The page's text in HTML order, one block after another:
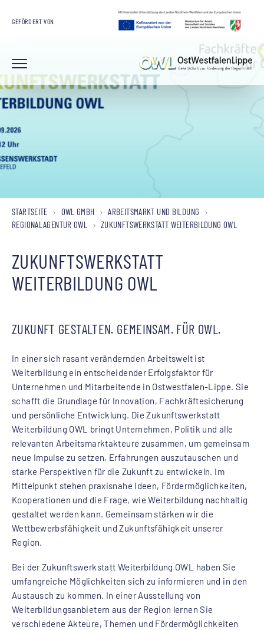
GEFÖRDERT VON
STARTSEITE OWL GMBH
ARBEITSMARKT UND BILDUNG
REGIONALAGENTUR OWL
ZUKUNFTSWERKSTATT WEITERBILDUNG OWL
ZUKUNFTSWERKSTATT
WEITERBILDUNG OWL
ZUKUNFT GESTALTEN. GEMEINSAM. FÜR OWL.
In einer sich rasant verändernden Arbeitswelt ist
Weiterbildung ein entscheidender Erfolgsfaktor für
Unternehmen und Mitarbeitende in Ostwestfalen-Lippe. Sie
schafft die Grundlage für Innovation, Fachkräftesicherung
und persönliche Entwicklung. Die Zukunftswerkstatt
Weiterbildung OWL bringt Unternehmen, Politik und alle
relevanten Arbeitsmarktakteure zusammen, um gemeinsam
neue Impulse zu setzen, Erfahrungen auszutauschen und
starke Perspektiven für die Zukunft zu entwickeln. Im
Mittelpunkt stehen praxisnahe Ideen, Fördermöglichkeiten,
Kooperationen und die Frage, wie Weiterbildung nachhaltig
gestaltet werden kann. Gemeinsam stärken wir die
Wettbewerbsfähigkeit und Zukunftsfähigkeit unserer
Region.
Bei der Zukunftswerkstatt Weiterbildung OWL haben Sie
umfangreiche Möglichkeiten sich zu informieren und in den
Austausch zu kommen. In einer Ausstellung von
Weiterbildungsanbietern aus der Region lernen Sie
verschiedene Akteure, Themen und Fördermöglichkeiten